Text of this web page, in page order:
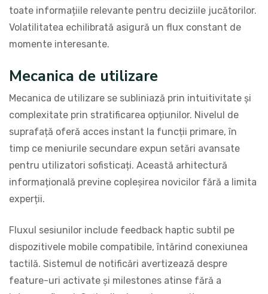
toate informațiile relevante pentru deciziile jucătorilor.
Volatilitatea echilibrată asigură un flux constant de
momente interesante.
Mecanica de utilizare
Mecanica de utilizare se subliniază prin intuitivitate și
complexitate prin stratificarea opțiunilor. Nivelul de
suprafață oferă acces instant la funcții primare, în
timp ce meniurile secundare expun setări avansate
pentru utilizatori sofisticați. Această arhitectură
informațională previne copleșirea novicilor fără a limita
experții.
Fluxul sesiunilor include feedback haptic subtil pe
dispozitivele mobile compatibile, întărind conexiunea
tactilă. Sistemul de notificări avertizează despre
feature-uri activate și milestones atinse fără a